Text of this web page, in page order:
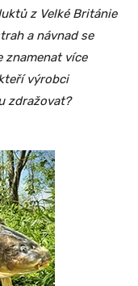
z Velké Británie
a návnad se
znamenat více
výrobci
zdražovat?